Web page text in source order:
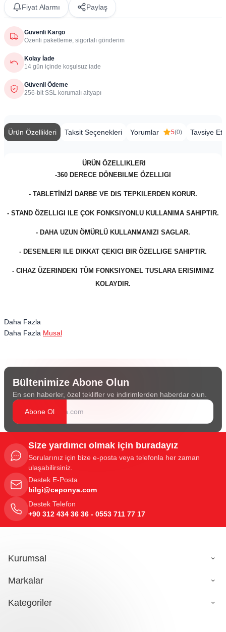
Fiyat Alarmı Paylaş
Güvenli Kargo
Özenli paketleme, sigortalı gönderim
Kolay İade
14 gün içinde koşulsuz iade
Güvenli Ödeme
256-bit SSL korumalı altyapı
Ürün Özellikleri Taksit Seçenekleri Yorumlar 5(0) Tavsiye Et
ÜRÜN ÖZELLIKLERI
-360 DERECE DÖNEBILME ÖZELLIGI
- TABLETİNİZİ DARBE VE DIS TEPKILERDEN KORUR.
- STAND ÖZELLIGI ILE ÇOK FONKSIYONLU KULLANIMA SAHIPTIR.
- DAHA UZUN ÖMÜRLÜ KULLANMANIZI SAGLAR.
- DESENLERI ILE DIKKAT ÇEKICI BIR ÖZELLIGE SAHIPTIR.
- CIHAZ ÜZERINDEKI TÜM FONKSIYONEL TUSLARA ERISIMINIZ
KOLAYDIR.
Daha Fazla
Daha Fazla Musal
Bültenimize Abone Olun
En son haberler, özel teklifler ve indirimlerden haberdar olun.
Abone Ol
Size yardımcı olmak için buradayız
Sorularınız için bize e-posta veya telefonla her zaman
ulaşabilirsiniz.
Destek E-Posta
bilgi@ceponya.com
Destek Telefon
+90 312 434 36 36 - 0553 711 77 17
Kurumsal
Markalar
Kategoriler